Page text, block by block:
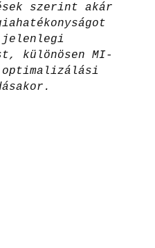
szerint akár
jelenlegi
különösen MI-
optimalizálási